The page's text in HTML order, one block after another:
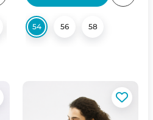
50
54 56 58